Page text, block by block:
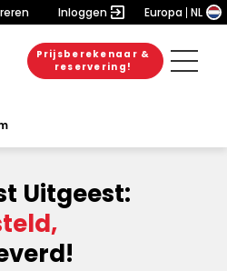
Inloggen Europa NL
Prijsberekenaar &
reservering!
Uitgeest: